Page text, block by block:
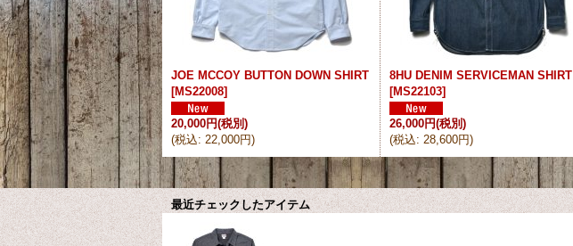
JOE MCCOY BUTTON DOWN SHIRT
[MS22008]
20,000円(税別)
(税込: 22,000円)
8HU DENIM SERVICEMAN SHIRT
[MS22103]
26,000円(税別)
(税込: 28,600円)
最近チェックしたアイテム